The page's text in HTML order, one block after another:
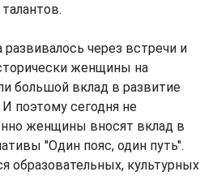
через встречи и
женщины на
большой вклад в развитие
поэтому сегодня не
женщины вносят вклад в
"Один пояс, один путь".
образовательных, культурных